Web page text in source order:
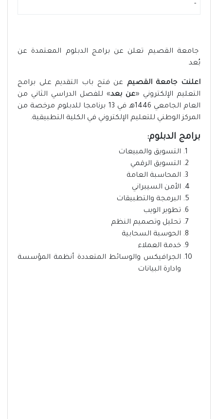
-
جامعة القصيم تعلن عن برامج الدبلوم المعتمدة عن
بُعد
اعلنت جامعة القصيم عن فتح باب التقديم على برامج
التعليم الإلكتروني «عن بعد» للفصل الدراسي الثاني من
العام الجامعي 1446هـ في 13 برنامجا للدبلوم مرخصة من
المركز الوطني للتعليم الإلكتروني في الكلية التطبيقية.
برامج الدبلوم:
التسويق والمبيعات
التسويق الرقمي
المحاسبة العامة
الأمن السيبراني
البرمجة والتطبيقات
تطوير الويب
تحليل وتصميم النظم
الحوسبة السحابية
خدمة العملاء
الجرافيكس والوسائط المتعددة أنظمة المؤسسة
وادارة البيانات